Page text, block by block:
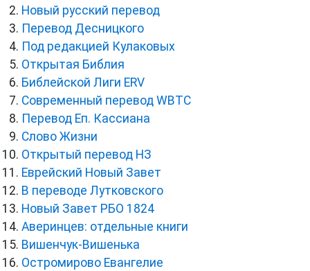
Новый русский перевод
Перевод Десницкого
Под редакцией Кулаковых
Открытая Библия
Библейской Лиги ERV
Cовременный перевод WBTC
Перевод Еп. Кассиана
Слово Жизни
Открытый перевод НЗ
Еврейский Новый Завет
В переводе Лутковского
Новый Завет РБО 1824
Аверинцев: отдельные книги
Вишенчук-Вишенька
Остромирово Евангелие